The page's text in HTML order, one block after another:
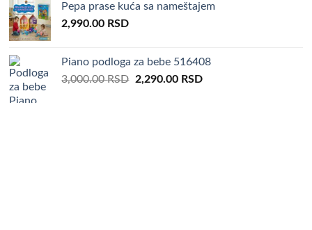
5,000.00 RSD.3,690.00 RSD.
Pepa prase kuća sa nameštajem
2,990.00 RSD
Piano podloga za bebe 516408
3,000.00RSD Original
2,290.00 RSDCurrent